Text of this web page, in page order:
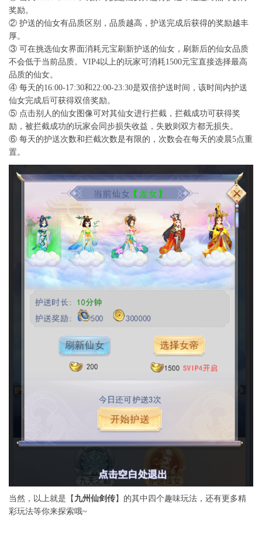
奖励。
② 护送的仙女有品质区别，品质越高，护送完成后获得的奖励越丰
厚。
③ 可在挑选仙女界面消耗元宝刷新护送的仙女，刷新后的仙女品质
不会低于当前品质。VIP4以上的玩家可消耗1500元宝直接选择最高
品质的仙女。
④ 每天的16:00-17:30和22:00-23:30是双倍护送时间，该时间内护送
仙女完成后可获得双倍奖励。
⑤ 点击别人的仙女图像可对其仙女进行拦截，拦截成功可获得奖
励，被拦截成功的玩家会同步损失收益，失败则双方都无损失。
⑥ 每天的护送次数和拦截次数是有限的，次数会在每天的凌晨5点重
置。
当然，以上就是【 九州仙剑传】的其中四个趣味玩法，还有更多精
彩玩法等你来探索哦~